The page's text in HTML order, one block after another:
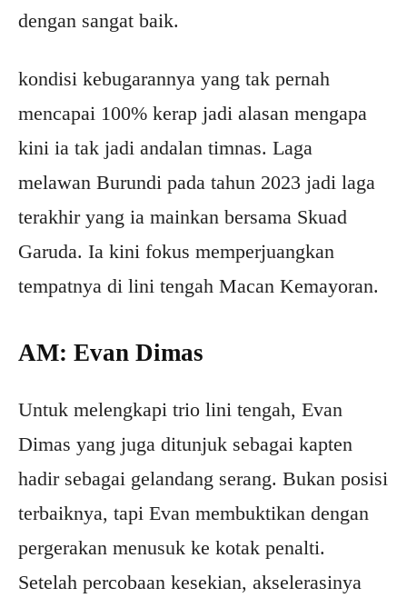
dengan sangat baik.
kondisi kebugarannya yang tak pernah
mencapai 100% kerap jadi alasan mengapa
kini ia tak jadi andalan timnas. Laga
melawan Burundi pada tahun 2023 jadi laga
terakhir yang ia mainkan bersama Skuad
Garuda. Ia kini fokus memperjuangkan
tempatnya di lini tengah Macan Kemayoran.
AM: Evan Dimas
Untuk melengkapi trio lini tengah, Evan
Dimas yang juga ditunjuk sebagai kapten
hadir sebagai gelandang serang. Bukan posisi
terbaiknya, tapi Evan membuktikan dengan
pergerakan menusuk ke kotak penalti.
Setelah percobaan kesekian, akselerasinya